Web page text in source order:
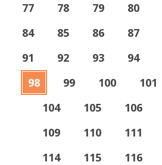
77
78 79 80
84
85 86 87
91
92 93 94
98
99 100 101
104
105 106
109
110 111
114
115 116